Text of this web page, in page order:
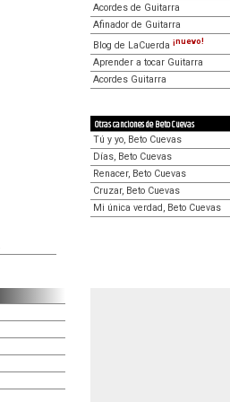
Acordes de Guitarra
Afinador de Guitarra
Blog de LaCuerda ¡nuevo!
Aprender a tocar Guitarra
Acordes Guitarra
Otras canciones de Beto Cuevas
Tú y yo, Beto Cuevas
Días, Beto Cuevas
Renacer, Beto Cuevas
Cruzar, Beto Cuevas
Mi única verdad, Beto Cuevas